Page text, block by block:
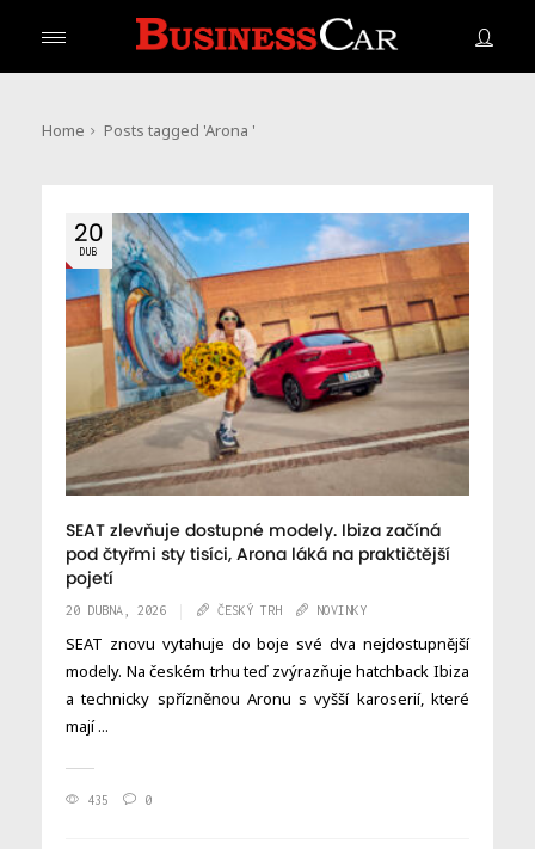
Home Posts tagged 'Arona '
20
DUB
SEAT zlevňuje dostupné modely. Ibiza začíná
pod čtyřmi sty tisíci, Arona láká na praktičtější
pojetí
20 DUBNA, 2026 ČESKÝ TRH NOVINKY
SEAT znovu vytahuje do boje své dva nejdostupnější
modely. Na českém trhu teď zvýrazňuje hatchback Ibiza
a technicky spřízněnou Aronu s vyšší karoserií, které
mají ...
435 0